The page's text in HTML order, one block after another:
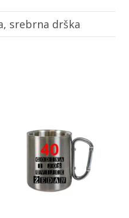
srebrna drška